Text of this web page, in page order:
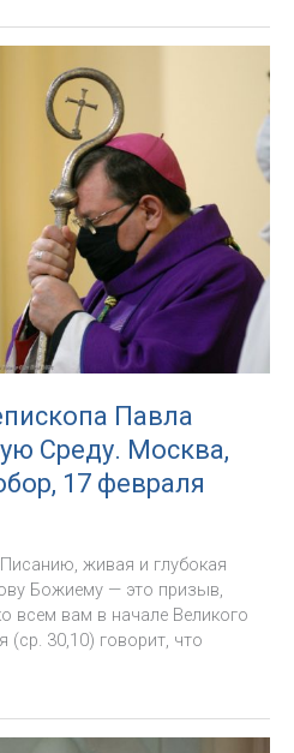
Павла
Среду. Москва,
17 февраля
живая и глубокая
Божиему — это призыв,
всем вам в начале Великого
(ср. 30,10) говорит, что